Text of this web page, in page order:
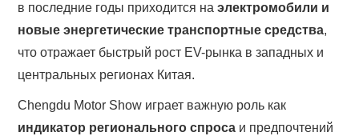
в последние годы приходится наэлектромобили и
новые энергетические транспортные средства,
что отражает быстрый рост EV-рынка в западных и
центральных регионах Китая.
Chengdu Motor Show играет важную роль как
индикатор регионального спроса и предпочтений